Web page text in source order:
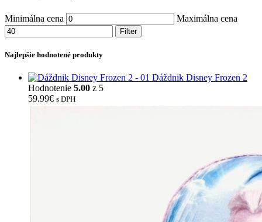
Minimálna cena Maximálna cena
Filter
Najlepšie hodnotené produkty
Dáždnik Disney Frozen 2
Hodnotenie 5.00 z 5
59.99€ s DPH